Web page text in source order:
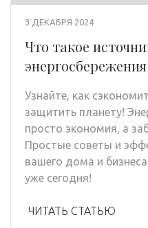
3 ДЕКАБРЯ 2024
Что такое
энергосбережения
Узнайте, как
защитить планету!
просто экономия, а
Простые советы и
вашего дома и
уже сегодня!
ЧИТАТЬ СТАТЬЮ